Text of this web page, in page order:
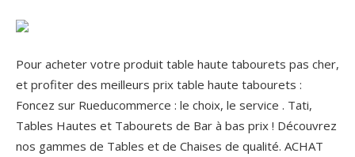
Pour acheter votre produit table haute tabourets pas cher,
et profiter des meilleurs prix table haute tabourets :
Foncez sur Rueducommerce : le choix, le service . Tati,
Tables Hautes et Tabourets de Bar à bas prix ! Découvrez
nos gammes de Tables et de Chaises de qualité. ACHAT